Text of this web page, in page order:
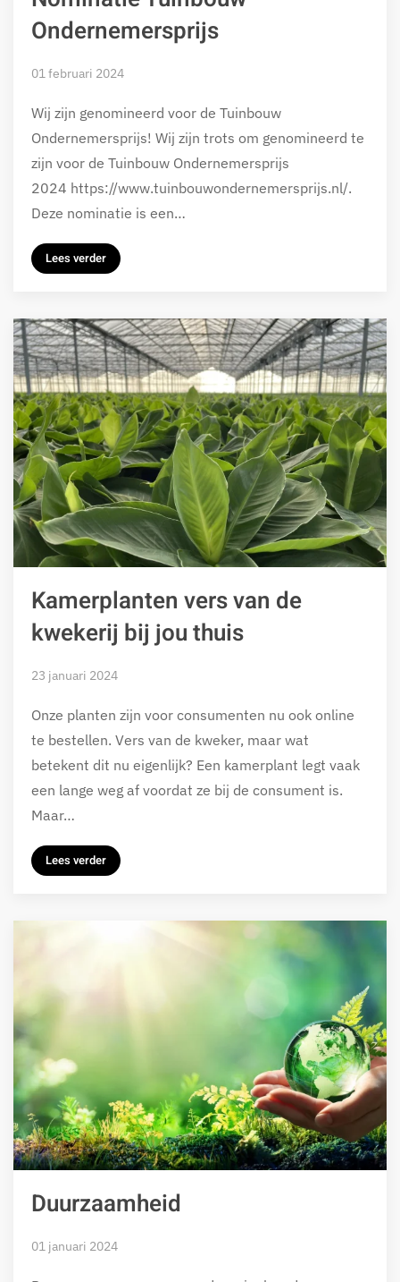
Ondernemersprijs
01 februari 2024
Wij zijn genomineerd voor de Tuinbouw
Ondernemersprijs! Wij zijn trots om genomineerd te
zijn voor de Tuinbouw Ondernemersprijs
2024 https://www.tuinbouwondernemersprijs.nl/.
Deze nominatie is een…
Lees verder
Kamerplanten vers van de
kwekerij bij jou thuis
23 januari 2024
Onze planten zijn voor consumenten nu ook online
te bestellen. Vers van de kweker, maar wat
betekent dit nu eigenlijk? Een kamerplant legt vaak
een lange weg af voordat ze bij de consument is.
Maar…
Lees verder
Duurzaamheid
01 januari 2024